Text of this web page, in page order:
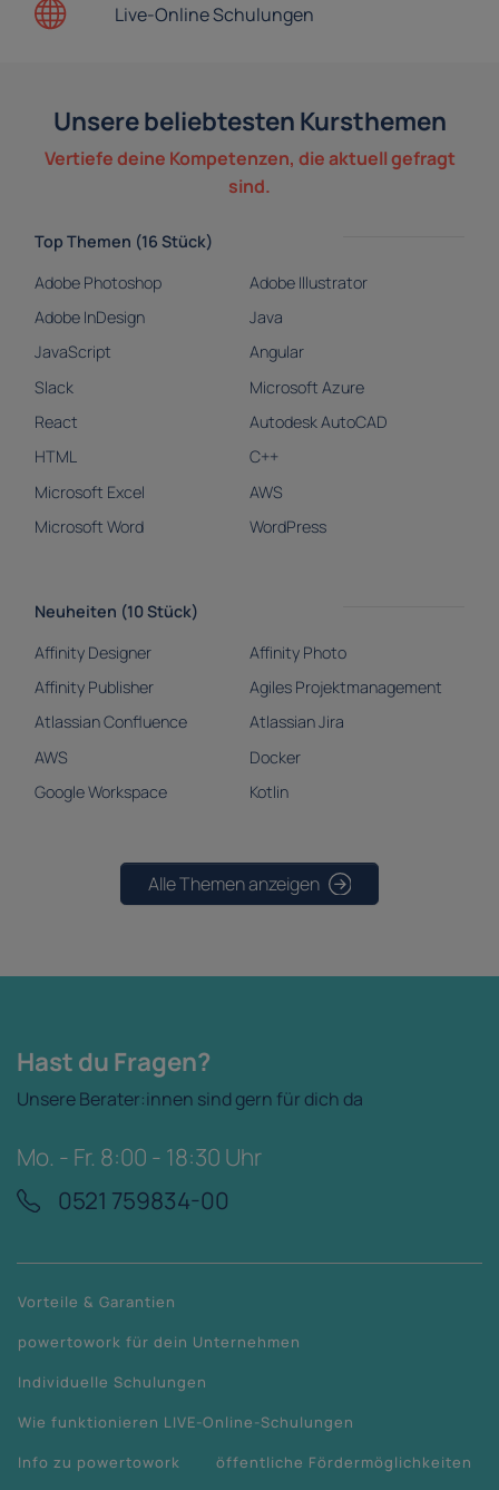
Live-OnlineSchulungen
Unsere beliebtesten Kursthemen
Vertiefe deine Kompetenzen, die aktuell gefragt
sind.
Top Themen (16 Stück)
Adobe Photoshop
Adobe Illustrator
Adobe InDesign
Java
JavaScript
Angular
Slack
Microsoft Azure
React
Autodesk AutoCAD
HTML
C++
Microsoft Excel
AWS
Microsoft Word
WordPress
Neuheiten (10 Stück)
Affinity Designer
Affinity Photo
Affinity Publisher
Agiles Projektmanagement
Atlassian Confluence
Atlassian Jira
AWS
Docker
Google Workspace
Kotlin
Alle Themen anzeigen
Hast du Fragen?
Unsere Berater:innen sind gern für dich da
Mo. - Fr. 8:00 - 18:30 Uhr
0521 759834-00
Vorteile & Garantien
powertowork für dein Unternehmen
Individuelle Schulungen
Wie funktionieren LIVE-Online-Schulungen
Info zu powertowork
öffentliche Fördermöglichkeiten